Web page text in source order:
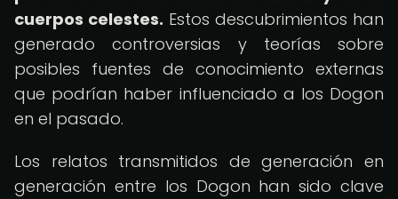
cuerpos celestes. Estos descubrimientos han
generado controversias y teorías sobre
posibles fuentes de conocimiento externas
que podrían haber influenciado a los Dogon
en el pasado.
Los relatos transmitidos de generación en
generación entre los Dogon han sido clave